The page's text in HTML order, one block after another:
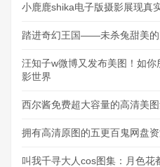
小鹿鹿shika电子版摄影展现真
踏进奇幻王国——未杀兔甜美
汪知子w微博又发布美图！如
影世界
西尔酱免费超大容量的高清美
拥有高清原图的五更百鬼网盘资
叫我千寻大人cos图集：月色花